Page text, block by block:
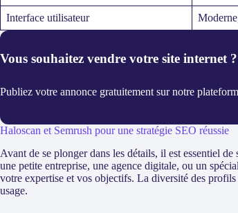
Interface utilisateur
Vous souhaitez vendre votre site internet ?
Publiez votre annonce gratuitement sur notre
Haloscan et Semrush pour une stratégie SEO réussie
Avant de se plonger dans les détails, il est essentiel
une petite entreprise, une agence digitale, ou un
votre expertise et vos objectifs. La diversité des
usage.